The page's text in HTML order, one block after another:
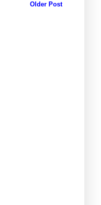
Older Post